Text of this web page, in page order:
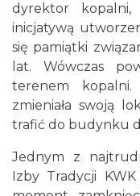
dyrektor kopalni,
inicjatywą
się pamiątki
lat. Wówczas
terenem
zmieniała swoją
trafić do budynku
Jednym z
Izby Tradycji